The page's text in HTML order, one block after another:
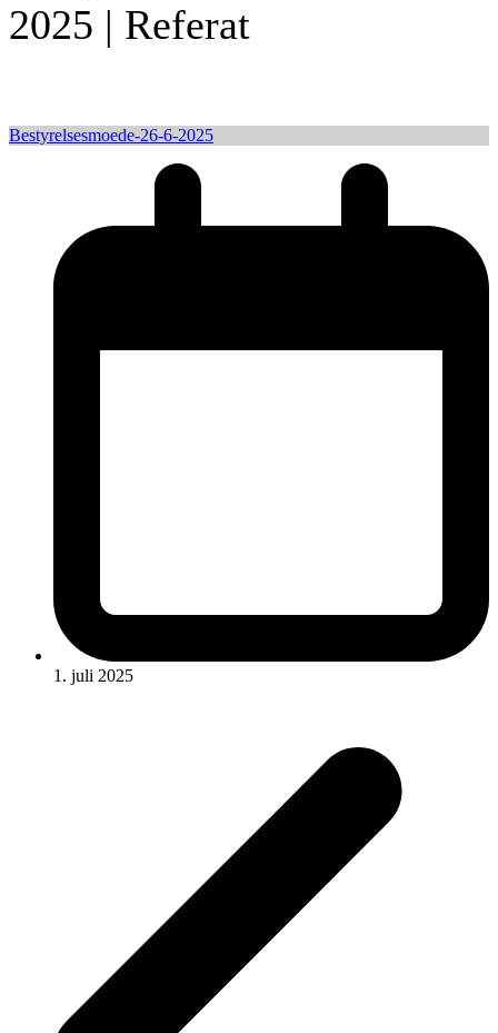
2025 | Referat
Bestyrelsesmoede-26-6-2025
1. juli 2025